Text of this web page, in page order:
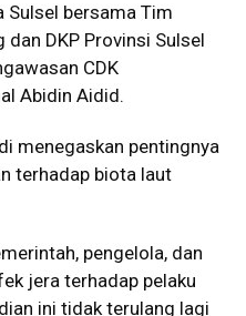
Sulsel bersama Tim
dan DKP Provinsi Sulsel
CDK
Abidin Aidid.
menegaskan pentingnya
terhadap biota laut
pengelola, dan
jera terhadap pelaku
ini tidak terulang lagi